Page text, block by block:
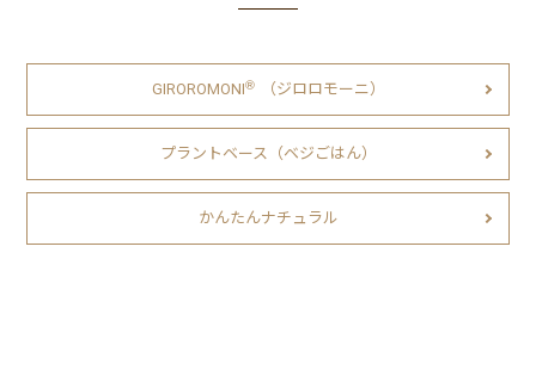
GIROROMONIⓇ （ジロロモーニ）
プラントベース（ベジごはん）
かんたんナチュラル